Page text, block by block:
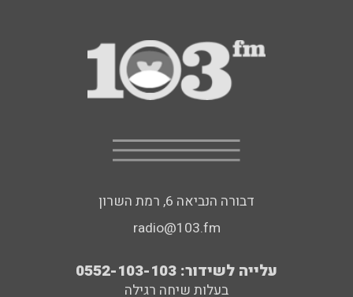
דבורה הנביאה 6, רמת השרון
radio@103.fm
עלייה לשידור: 0552-103-103
בעלות שיחה רגילה